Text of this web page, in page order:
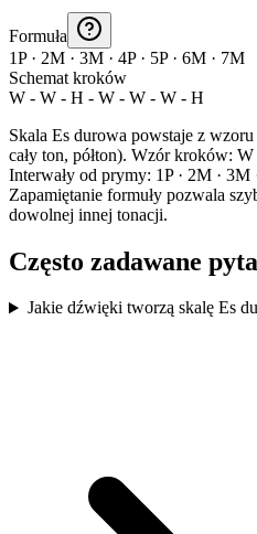
Formuła
1P · 2M · 3M · 4P · 5P · 6M · 7M
Schemat kroków
W - W - H - W - W - W - H
Skala Es durowa powstaje z
cały ton, półton). Wzór kroków:
Interwały od prymy: 1P · 2M · 3M
Zapamiętanie formuły pozwala
dowolnej innej tonacji.
Często zadawane
Jakie dźwięki tworzą skalę Es